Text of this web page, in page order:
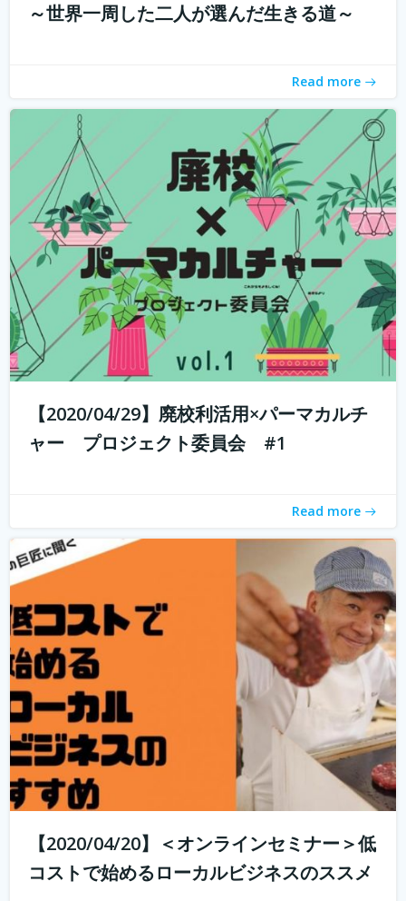
～世界一周した二人が選んだ生きる道～
Read more
【2020/04/29】廃校利活用×パーマカルチ
ャー プロジェクト委員会 #1
Read more
山と田んぼに囲まれた奥丹波で大行列のカフェ・ベーカリ
ーを営む市島製パン研究所のオーナー、三澤さんを講師に
招いて、こんなときだからこそ、コロナに負けない、強固
なビジネスモデルの作り方のヒント教えてもらういます。
何を学べるか？ 市島製パン研究...続きを読む
【2020/04/20】＜オンラインセミナー＞低
コストで始めるローカルビジネスのススメ